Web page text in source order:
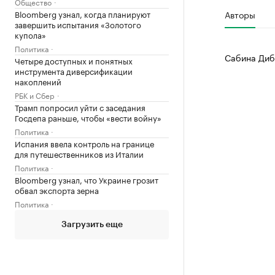
Bloomberg узнал, когда планируют
завершить испытания «Золотого
купола»
Политика
Четыре доступных и понятных
инструмента диверсификации
накоплений
РБК и Сбер
Трамп попросил уйти с заседания
Госдепа раньше, чтобы «вести войну»
Политика
Испания ввела контроль на границе
для путешественников из Италии
Политика
Bloomberg узнал, что Украине грозит
обвал экспорта зерна
Политика
Загрузить еще
Авторы
Сабина